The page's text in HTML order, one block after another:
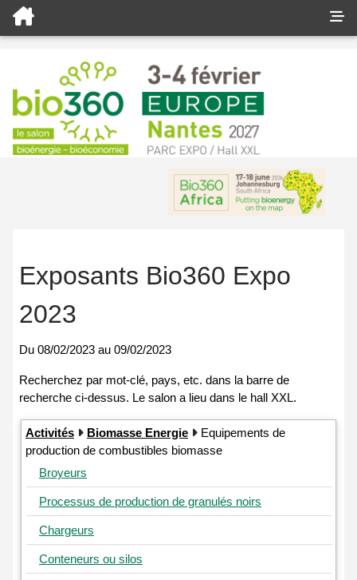
Exposants Bio360 Expo
2023
Du 08/02/2023 au 09/02/2023
Activités Biomasse Energie
Equipements de
production de combustibles biomasse
Broyeurs
Processus de production de granulés noirs
Chargeurs
Conteneurs ou silos